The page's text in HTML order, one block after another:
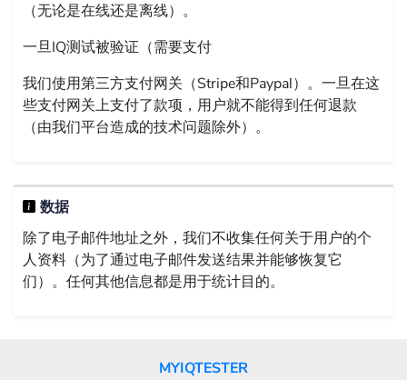
（无论是在线还是离线）。
一旦IQ测试被验证（需要支付
我们使用第三方支付网关（Stripe和Paypal）。一旦在这
些支付网关上支付了款项，用户就不能得到任何退款
（由我们平台造成的技术问题除外）。
数据
除了电子邮件地址之外，我们不收集任何关于用户的个
人资料（为了通过电子邮件发送结果并能够恢复它
们）。任何其他信息都是用于统计目的。
MYIQTESTER